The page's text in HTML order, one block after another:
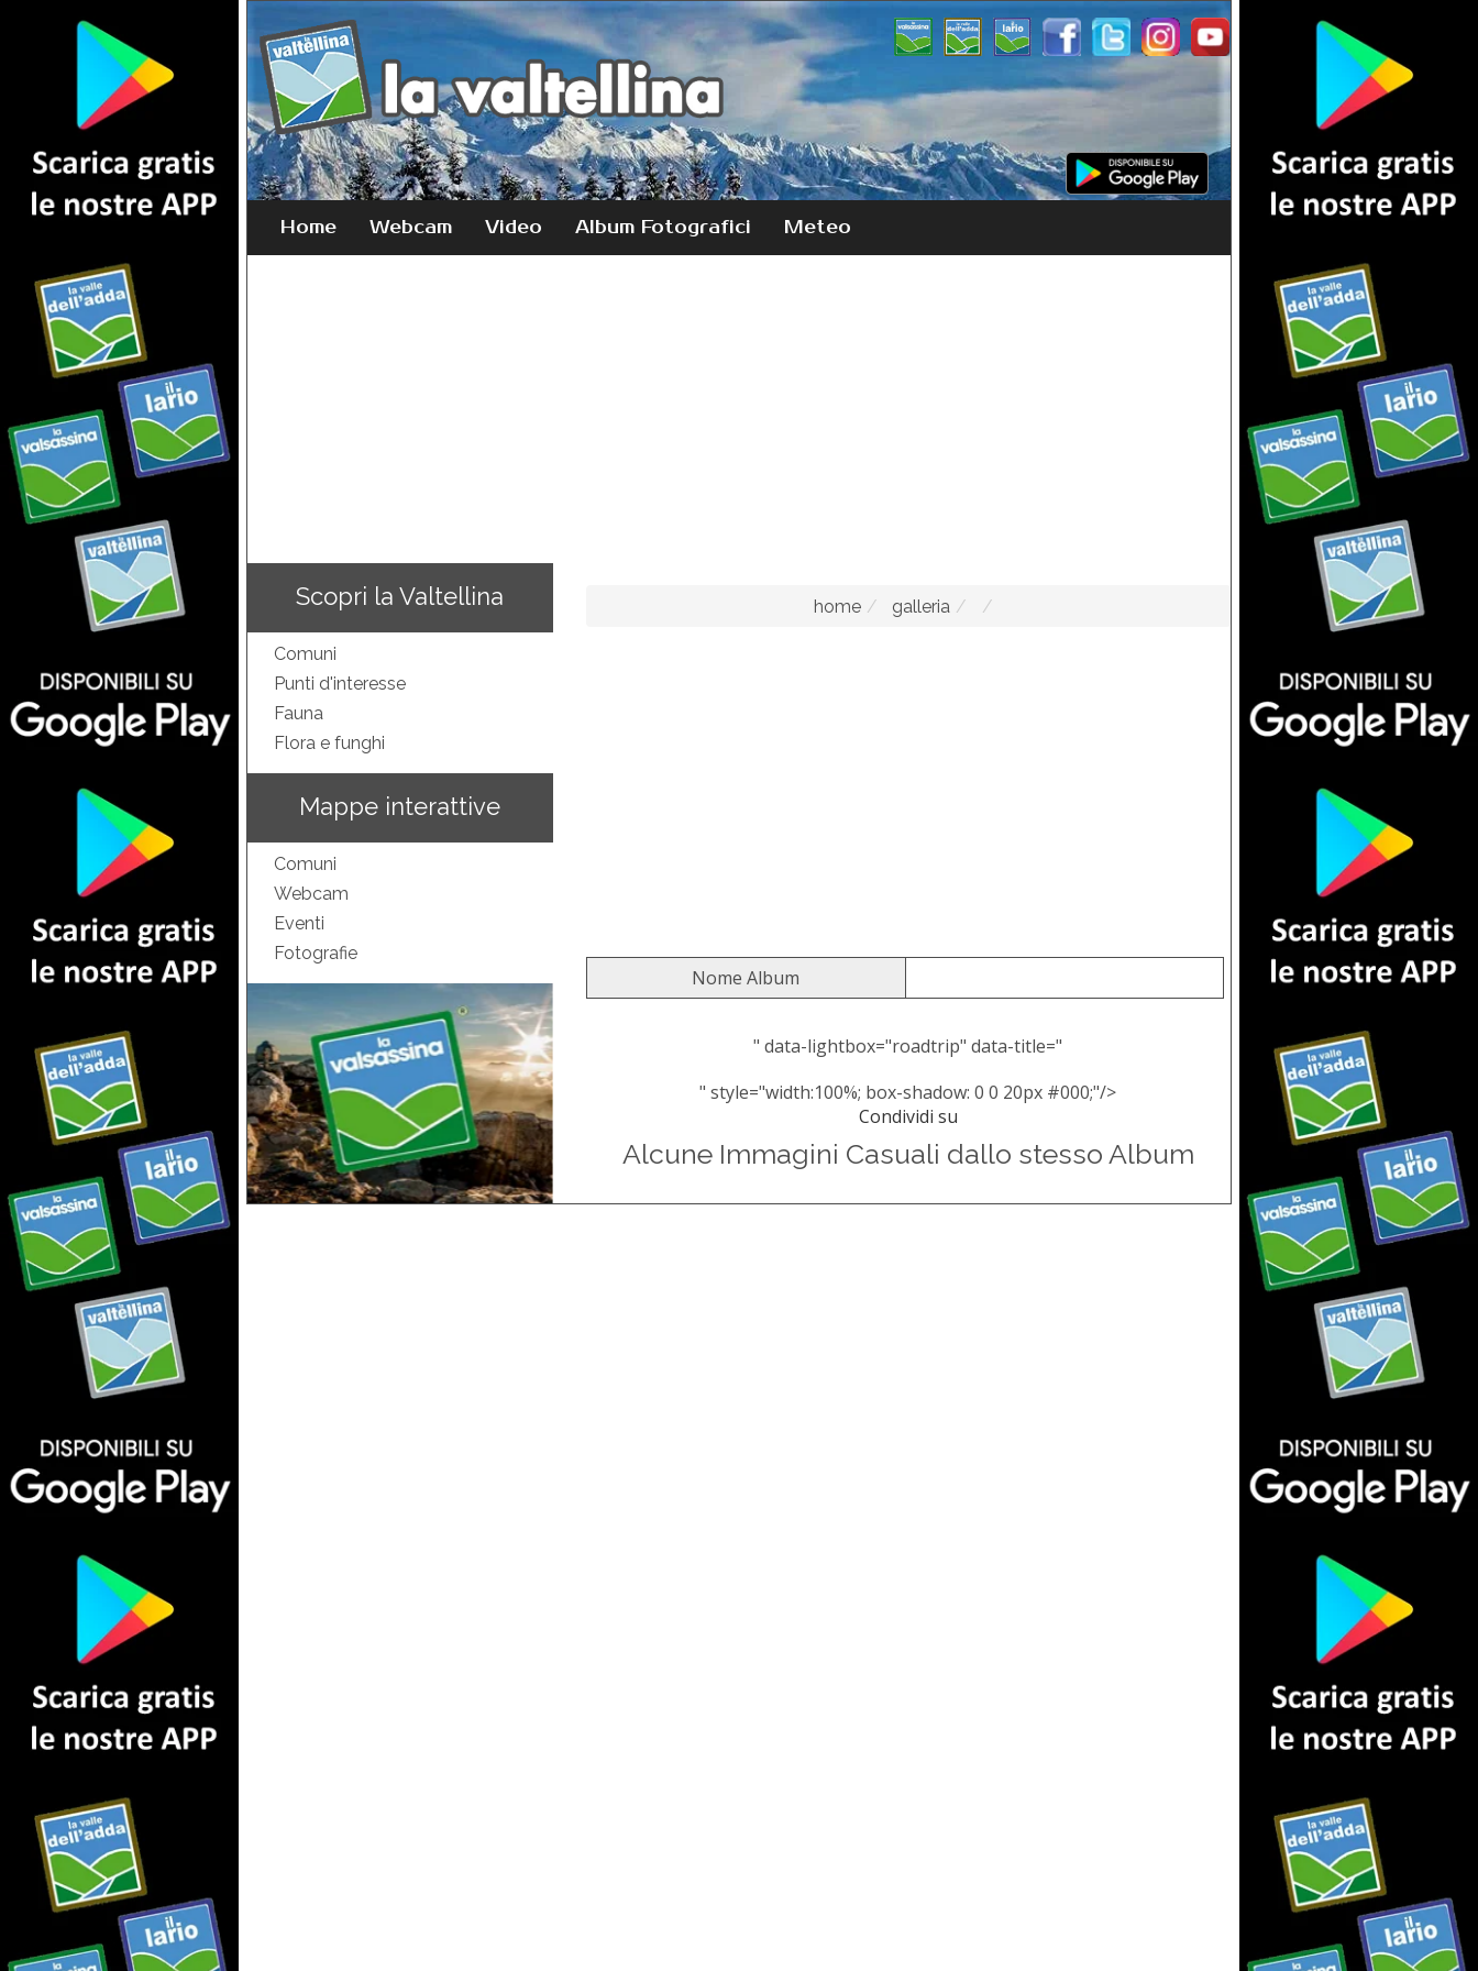
Home Webcam Video Album Fotografici Meteo
Scopri la Valtellina
Comuni
Punti d'interesse
Fauna
Flora e funghi
Mappe interattive
Comuni
Webcam
Eventi
Fotografie
home galleria
Nome Album
" data-lightbox="roadtrip" data-title="
" style="width:100%; box-shadow: 0 0 20px #000;"/>
Condividi su
Alcune Immagini Casuali dallo stesso Album